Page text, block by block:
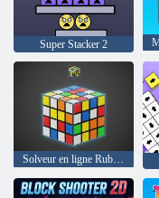
Super Stacker 2
Solveur en ligne Rubik's Cube